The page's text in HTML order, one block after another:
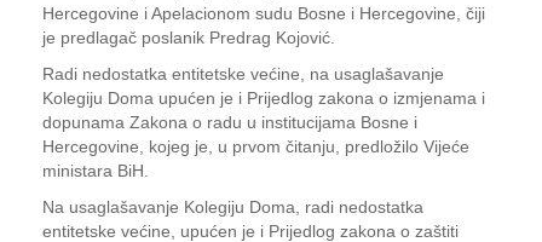
Hercegovine i Apelacionom sudu Bosne i Hercegovine, čiji
je predlagač poslanik Predrag Kojović.
Radi nedostatka entitetske većine, na usaglašavanje
Kolegiju Doma upućen je i Prijedlog zakona o izmjenama i
dopunama Zakona o radu u institucijama Bosne i
Hercegovine, kojeg je, u prvom čitanju, predložilo Vijeće
ministara BiH.
Na usaglašavanje Kolegiju Doma, radi nedostatka
entitetske većine, upućen je i Prijedlog zakona o zaštiti